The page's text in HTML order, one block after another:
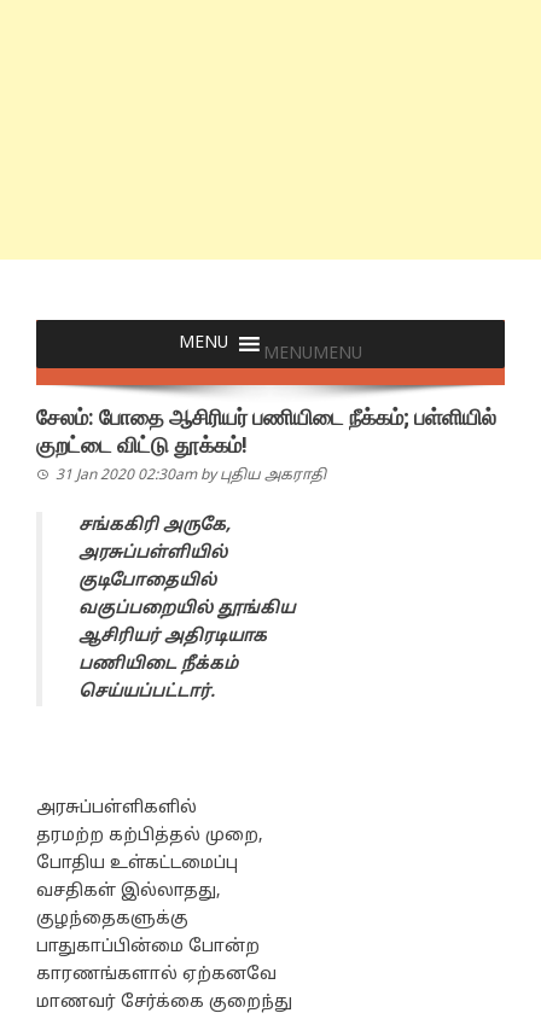
MENUMENU
சேலம்: போதை ஆசிரியர் பணியிடை நீக்கம்; பள்ளியில்
குறட்டை விட்டு தூக்கம்!
31 Jan 2020 02:30am byபுதிய அகராதி
சங்ககிரி அருகே,
அரசுப்பள்ளியில்
குடிபோதையில்
வகுப்பறையில் தூங்கிய
ஆசிரியர் அதிரடியாக
பணியிடை நீக்கம்
செய்யப்பட்டார்.
அரசுப்பள்ளிகளில்
தரமற்ற கற்பித்தல் முறை,
போதிய உள்கட்டமைப்பு
வசதிகள் இல்லாதது,
குழந்தைகளுக்கு
பாதுகாப்பின்மை போன்ற
காரணங்களால் ஏற்கனவே
மாணவர் சேர்க்கை குறைந்து